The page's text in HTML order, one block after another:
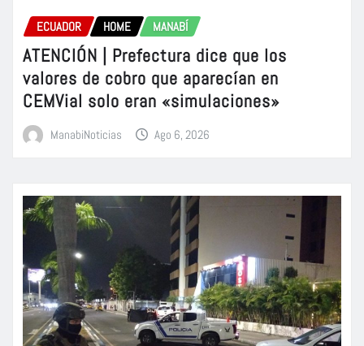
ECUADOR HOME MANABÍ
ATENCIÓN | Prefectura dice que los
valores de cobro que aparecían en
CEMVial solo eran «simulaciones»
ManabiNoticias Ago 6, 2026